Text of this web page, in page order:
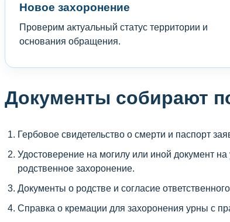
Новое захоронение
Проверим актуальный статус территории и
основания обращения.
Документы собирают
Гербовое свидетельство о смерти и паспорт
Удостоверение на могилу или иной документ на
родственное захоронение.
Документы о родстве и согласие
Справка о кремации для захоронения урны с